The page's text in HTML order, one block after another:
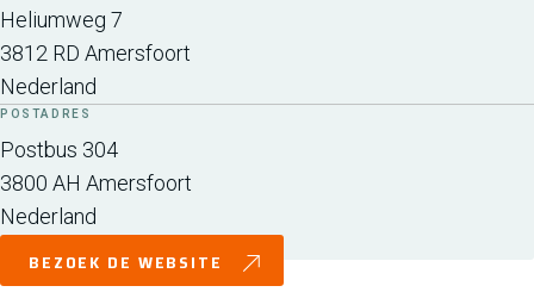
Heliumweg 7
3812 RD Amersfoort
Nederland
POSTADRES
Postbus 304
3800 AH Amersfoort
Nederland
BEZOEK DE WEBSITE